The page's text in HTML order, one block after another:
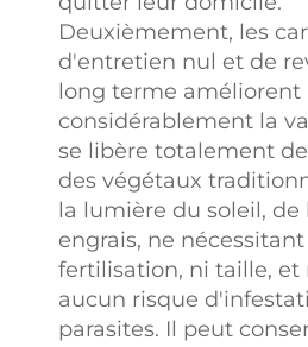
l'origine des
bases solides en
matière de
qualité. Nos
produits ont
passé des tests
professionnels
tels que les tests
de résistance à
la lumière, de
résistance aux
Deuxièmement, les
d'entretien nul et de
long terme améliorent
considérablement la
se libère totalement
des végétaux
la lumière du soleil, de
engrais, ne
fertilisation, ni taille, et
aucun risque
parasites. Il peut